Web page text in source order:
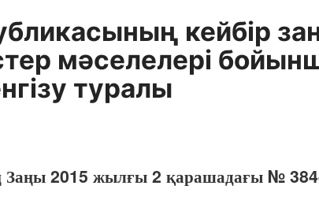
кейбір
мәселелері
туралы
Заңы 2015 жылғы 2 қарашадағы №